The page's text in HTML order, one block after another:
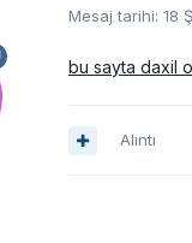
Mesaj tarihi: 18
bu sayta daxil
Alıntı